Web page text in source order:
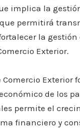
implica la
permitirá
la
Exterior.
Comercio
de los
permite el
financiero y